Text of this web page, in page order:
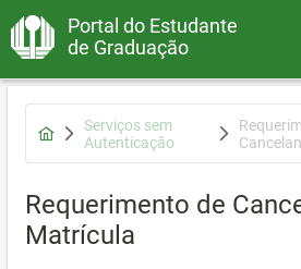
Portal do Estudante
de Graduação
Serviços sem
Autenticação
Requerimento de
Matrícula